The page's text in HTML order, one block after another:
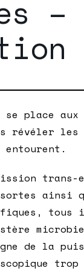
–
se place aux
révéler les
trans-
ainsi
tous
de la
trop